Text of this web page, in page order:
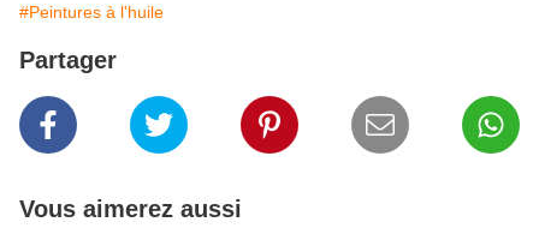
#Peintures à l'huile
Partager
Vous aimerez aussi